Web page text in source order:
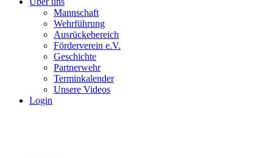
Mannschaft
Wehrführung
Ausrückebereich
Förderverein e.V.
Geschichte
Partnerwehr
Terminkalender
Unsere Videos
Login